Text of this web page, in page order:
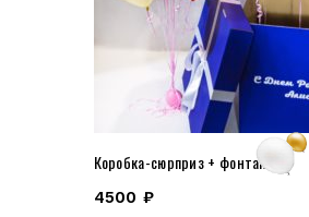
Коробка-сюрприз + фонтан
4500 ₽